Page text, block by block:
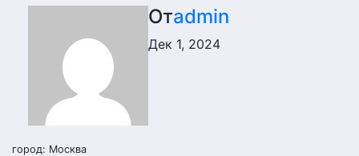
Отadmin
Дек 1, 2024
город: Москва